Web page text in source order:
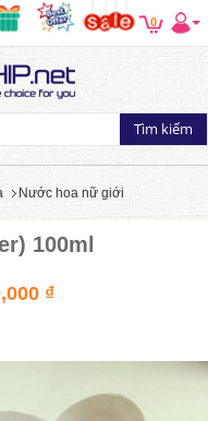
0
Nước hoa nữ giới
100ml
₫